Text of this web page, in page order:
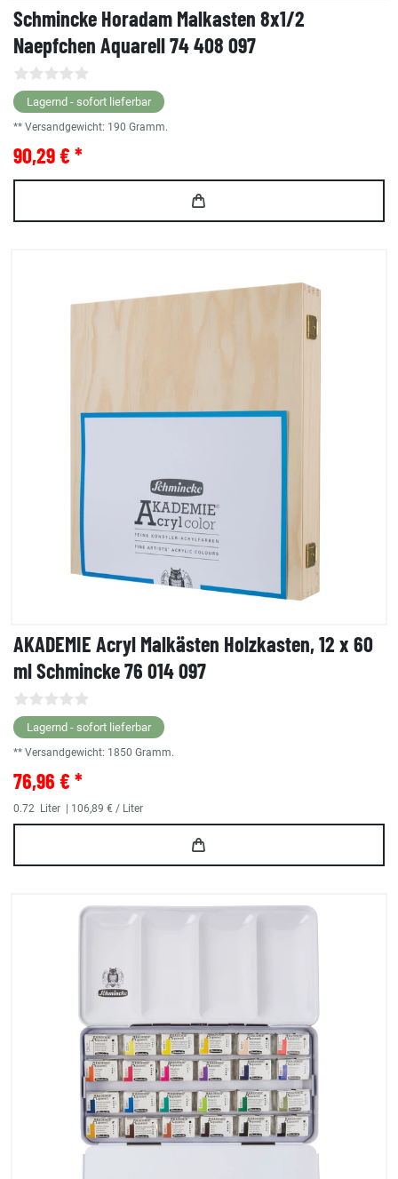
Schmincke Horadam Malkasten 8x1/2
Naepfchen Aquarell 74 408 097
Lagernd - sofort lieferbar
** Versandgewicht: 190 Gramm.
90,29 € *
AKADEMIE Acryl Malkästen Holzkasten, 12 x 60
ml Schmincke 76 014 097
Lagernd - sofort lieferbar
** Versandgewicht: 1850 Gramm.
76,96 € *
0.72 Liter | 106,89 € / Liter